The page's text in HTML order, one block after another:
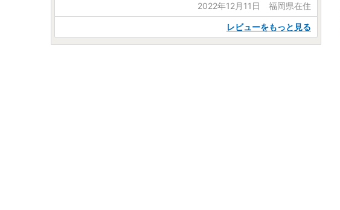
2022年12月11日 福岡県在住
レビューをもっと見る